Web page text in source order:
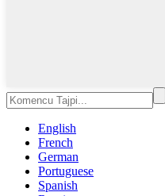
English
French
German
Portuguese
Spanish